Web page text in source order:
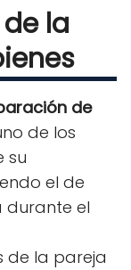
la
de
de los
su
el de
durante el
de la pareja